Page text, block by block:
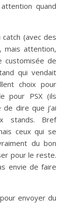
quand
(avec des
mais attention,
customisée de
qui vendait
choix pour
pour PSX (ils
de dire que j’ai
stands. Bref
ceux qui se
du bon
pour le reste.
envie de faire
envoyer du